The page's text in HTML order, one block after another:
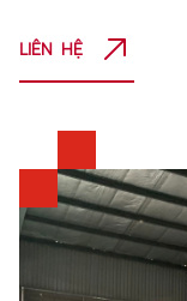
tra và xác minh tính
LIÊN HỆ